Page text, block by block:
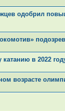
одобрил
в 2022
возрасте